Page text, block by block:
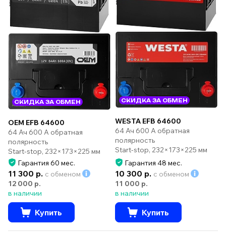
СКИДКА ЗА ОБМЕН
OEM EFB 64600
64 Ач 600 А обратная
полярность
Start-stop, 232×173×225 мм
Гарантия 60 мес.
11 300 р. с обменом
12 000 р.
в наличии
Купить
СКИДКА ЗА ОБМЕН
WESTA EFB 64600
64 Ач 600 А обратная
полярность
Start-stop, 232×173×225 мм
Гарантия 48 мес.
10 300 р. с обменом
11 000 р.
в наличии
Купить